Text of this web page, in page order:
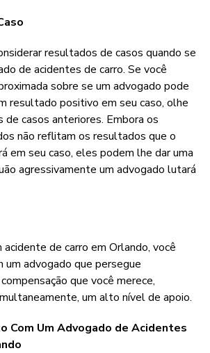
resultados de casos quando se
de acidentes de carro. Se você
sobre se um advogado pode
resultado positivo em seu caso, olhe
casos anteriores. Embora os
não reflitam os resultados que o
em seu caso, eles podem lhe dar uma
agressivamente um advogado lutará
acidente de carro em Orlando, você
um advogado que persegue
que você merece,
um alto nível de apoio.
Com Um Advogado de Acidentes